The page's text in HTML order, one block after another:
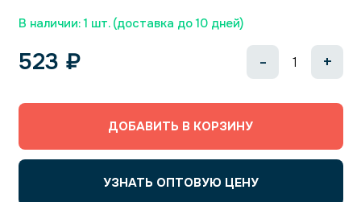
В наличии: 1 шт. (доставка до 10 дней)
523 ₽ - +
ДОБАВИТЬ В КОРЗИНУ
УЗНАТЬ ОПТОВУЮ ЦЕНУ